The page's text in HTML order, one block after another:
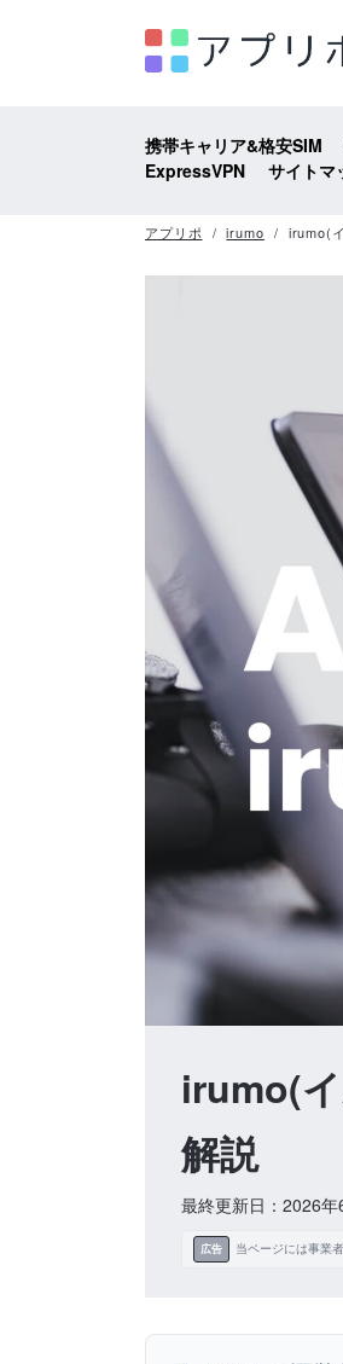
携帯キャリア&格安SIM
ExpressVPN
サイトマ
アプリポ irumo irumo(
irumo(
解説
最終更新日：2026年
広告 当ページには事業